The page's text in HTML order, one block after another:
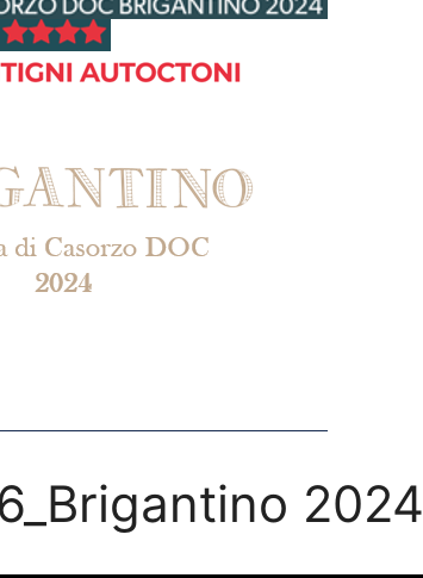
2024